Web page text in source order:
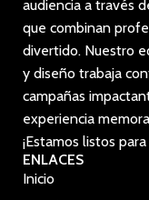
audiencia a través
que combinan
divertido. Nuestro
y diseño trabaja
campañas
experiencia
¡Estamos listos
ENLACES
Inicio